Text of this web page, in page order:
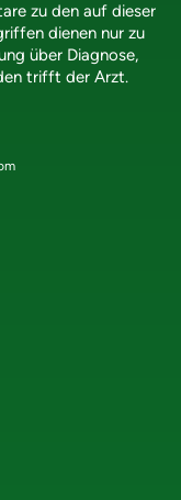
zu den auf dieser
dienen nur zu
über Diagnose,
trifft der Arzt.